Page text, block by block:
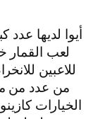
أيوا لديها عدد
لعب القمار
للاعبين
من عدد من
الخيارات